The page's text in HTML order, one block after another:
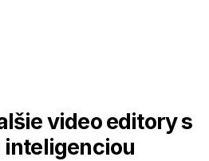
video editory s
inteligenciou